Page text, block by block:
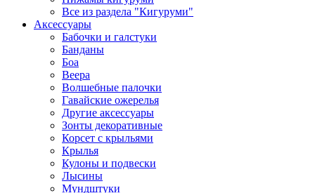
Все из раздела "Кигуруми"
Аксессуары
Бабочки и галстуки
Банданы
Боа
Веера
Волшебные палочки
Гавайские ожерелья
Другие аксессуары
Зонты декоративные
Корсет с крыльями
Крылья
Кулоны и подвески
Лысины
Мундштуки